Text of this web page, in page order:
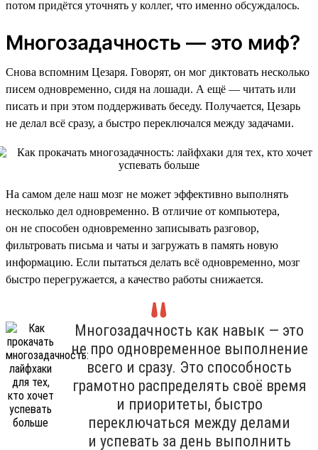
потом придётся уточнять у коллег, что именно обсуждалось.
Многозадачность — это миф?
Снова вспомним Цезаря. Говорят, он мог диктовать несколько
писем одновременно, сидя на лошади. А ещё — читать или
писать и при этом поддерживать беседу. Получается, Цезарь
не делал всё сразу, а быстро переключался между задачами.
На самом деле наш мозг не может эффективно выполнять
несколько дел одновременно. В отличие от компьютера,
он не способен одновременно записывать разговор,
фильтровать письма и чаты и загружать в память новую
информацию. Если пытаться делать всё одновременно, мозг
быстро перегружается, а качество работы снижается.
Многозадачность как навык — это
не про одновременное выполнение
всего и сразу. Это способность
грамотно распределять своё время
и приоритеты, быстро
переключаться между делами
и успевать за день выполнить